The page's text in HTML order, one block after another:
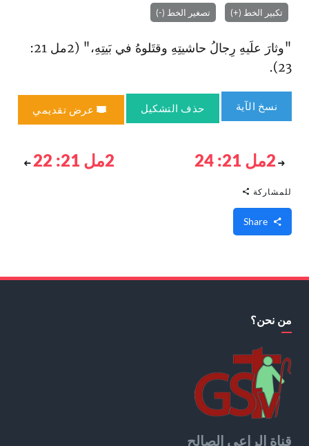
تكبير الخط (+) تصغير الخط (-)
"وثارَ علَيهِ رِجالُ حاشيتِهِ وقتَلوهُ في بَيتِهِ،" (2مل 21:
23).
نسخ الآية حذف التشكيل عرض تقديمي
2مل 21: 24 2مل 21: 22
للمشاركة
من نحن؟
قناة الراعي الصالح